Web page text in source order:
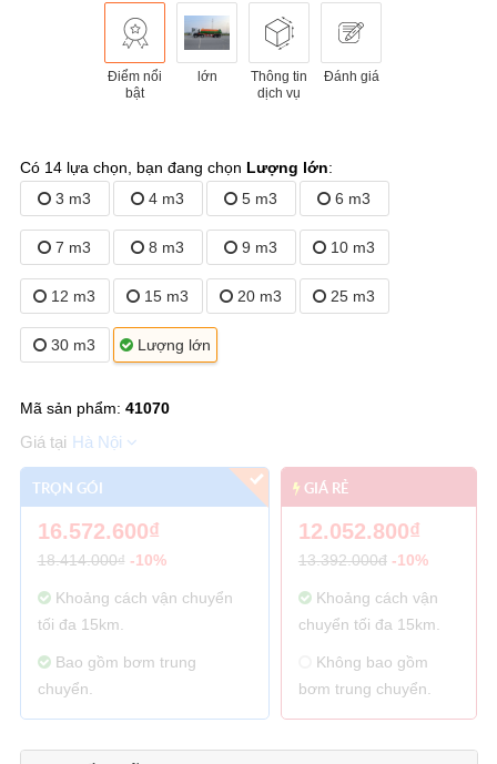
Điểm nổi
bật
lớn
Thông tin
dịch vụ
Đánh giá
Có 14 lựa chọn, bạn đang chọn Lượng lớn:
3 m3
4 m3 5 m3 6 m3
7 m3 8 m3 9 m3 10 m3
12 m3 15 m3 20 m3 25 m3
30 m3 Lượng lớn
Mã sản phẩm: 41070
Hà Nội
TRỌN GÓI
16.572.600₫
18.414.000₫ -10%
Khoảng cách vận chuyển
tối đa 15km.
Bao gồm bơm trung
chuyển.
GIÁ RẺ
12.052.800₫
13.392.000đ -10%
Khoảng cách vận
chuyển tối đa 15km.
Không bao gồm
bơm trung chuyển.